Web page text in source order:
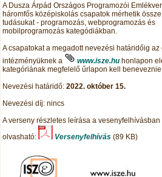
A Dusza Árpád Országos Programozói
háromfős középiskolás csapatok mérhetik össze
tudásukat - programozás, webprogramozás és
mobilprogramozás kategódiákban.
A csapatokat a megadott nevezési határidőig az
intézményüknek a
www.isze.hu honlapon
kategóriának megfelelő űrlapon kell beneveznie.
Nevezési határidő: 2022. október 15.
Nevezési díj: nincs
A verseny részletes leírása a vesenyfelhívásban
olvasható:
Versenyfelhívás (89 KB)